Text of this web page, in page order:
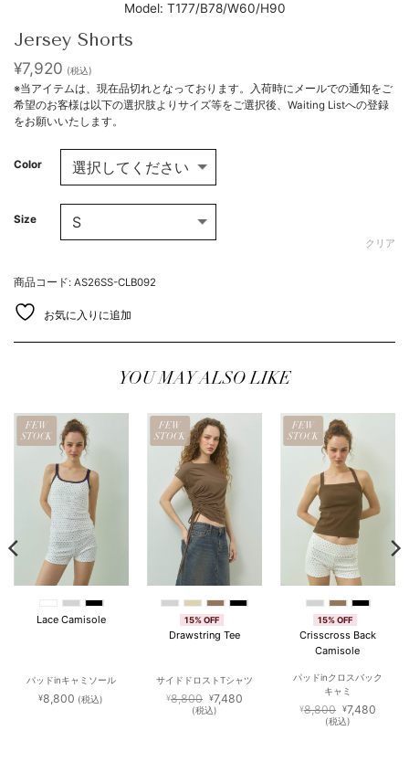
Model: T177/B78/W60/H90
Jersey Shorts
¥7,920 (税込)
※当アイテムは、現在品切れとなっております。入荷時にメールでの通知をご
希望のお客様は以下の選択肢よりサイズ等をご選択後、Waiting Listへの登録
をお願いいたします。
Color
Size
クリア
商品コード: AS26SS-CLB092
お気に入りに追加
YOU MAY ALSO LIKE
FEW
STOCK
Lace Camisole
パッドinキャミソール
¥8,800 (税込)
FEW
STOCK
15% OFF
Drawstring Tee
サイドドロストTシャツ
¥8,800 元
の
価
¥7,480現
(税込)
FEW
STOCK
15% OFF
Crisscross Back
Camisole
パッドinクロスバック
キャミ
¥8,800 元
の
価
¥7,480現
(税込)